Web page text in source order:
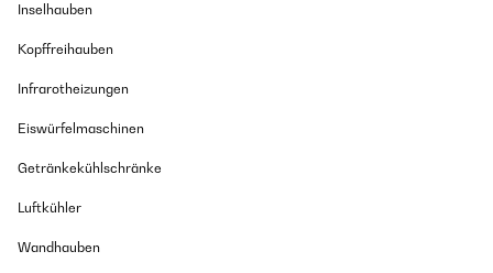
Inselhauben
Kopffreihauben
Infrarotheizungen
Eiswürfelmaschinen
Getränkekühlschränke
Luftkühler
Wandhauben